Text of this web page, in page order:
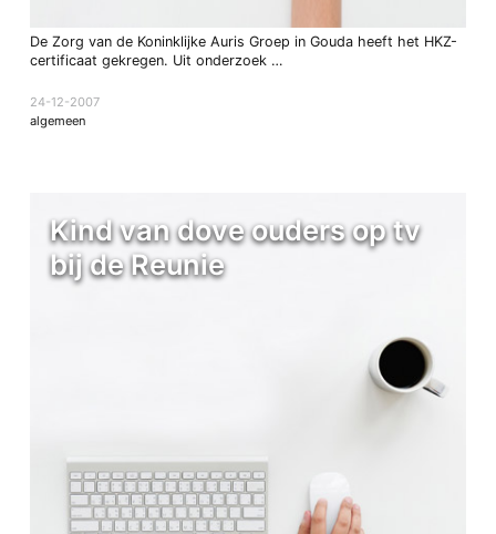
De Zorg van de Koninklijke Auris Groep in Gouda heeft het HKZ-
certificaat gekregen. Uit onderzoek …
24-12-2007
algemeen
Kind van dove ouders op tv
bij de Reunie